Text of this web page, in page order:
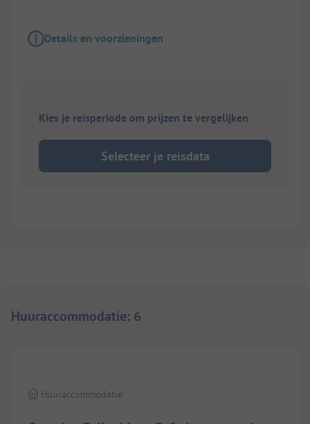
Details en voorzieningen
Kies je reisperiode om prijzen te vergelijken
Selecteer je reisdata
Huuraccommodatie: 6
Huuraccommodatie